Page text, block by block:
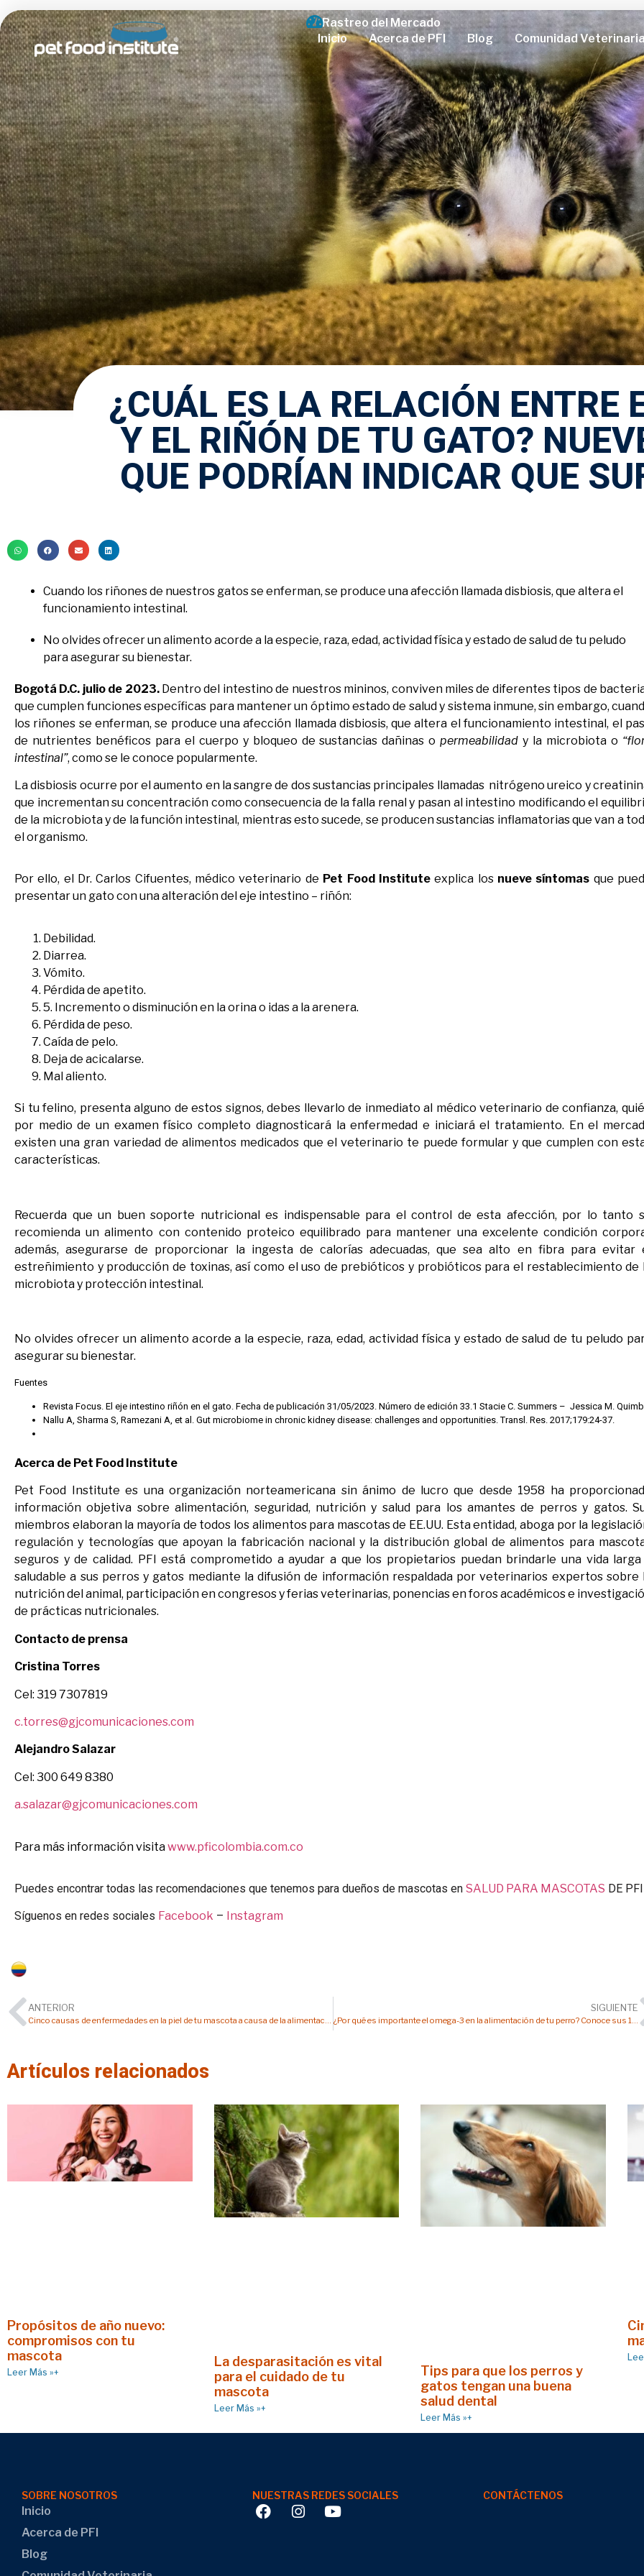
Rastreo del Mercado
Inicio
Acerca de PFI Blog Comunidad Veterinaria
¿CUÁL ES LA RELACIÓN ENTRE
Y EL RIÑÓN DE TU GATO?
QUE PODRÍAN INDICAR QUE
Cuando los riñones de nuestros gatos se enferman, se produce una afección llamada disbiosis, que altera el
funcionamiento intestinal.
No olvides ofrecer un alimento acorde a la especie, raza, edad, actividad física y estado de salud de tu peludo
para asegurar su bienestar.
Bogotá D.C. julio de 2023. Dentro del intestino de nuestros mininos, conviven miles de diferentes tipos de
que cumplen funciones específicas para mantener un óptimo estado de salud y sistema inmune, sin embargo,
los riñones se enferman, se produce una afección llamada disbiosis, que altera el funcionamiento intestinal, el
de nutrientes benéficos para el cuerpo y bloqueo de sustancias dañinas o permeabilidad y la microbiota o
intestinal”, como se le conoce popularmente.
La disbiosis ocurre por el aumento en la sangre de dos sustancias principales llamadas nitrógeno ureico y
que incrementan su concentración como consecuencia de la falla renal y pasan al intestino modificando el
de la microbiota y de la función intestinal, mientras esto sucede, se producen sustancias inflamatorias que van a
el organismo.
Por ello, el Dr. Carlos Cifuentes, médico veterinario de Pet Food Instituteexplica los nueve síntomas que
presentar un gato con una alteración del eje intestino – riñón:
Debilidad.
Diarrea.
Vómito.
Pérdida de apetito.
5. Incremento o disminución en la orina o idas a la arenera.
Pérdida de peso.
Caída de pelo.
Deja de acicalarse.
Mal aliento.
Si tu felino, presenta alguno de estos signos, debes llevarlo de inmediato al médico veterinario de confianza,
por medio de un examen físico completo diagnosticará la enfermedad e iniciará el tratamiento. En el
existen una gran variedad de alimentos medicados que el veterinario te puede formular y que cumplen con
características.
Recuerda que un buen soporte nutricional es indispensable para el control de esta afección, por lo tanto
recomienda un alimento con contenido proteico equilibrado para mantener una excelente condición
además, asegurarse de proporcionar la ingesta de calorías adecuadas, que sea alto en fibra para evitar
estreñimiento y producción de toxinas, así como el uso de prebióticos y probióticos para el restablecimiento de
microbiota y protección intestinal.
No olvides ofrecer un alimento acorde a la especie, raza, edad, actividad física y estado de salud de tu peludo
asegurar su bienestar.
Fuentes
Revista Focus. El eje intestino riñón en el gato. Fecha de publicación 31/05/2023. Número de edición 33.1 Stacie C. Summers – Jessica M.
Nallu A, Sharma S, Ramezani A, et al. Gut microbiome in chronic kidney disease: challenges and opportunities. Transl. Res. 2017;179:24-37.
Acerca de Pet Food Institute
Pet Food Institute es una organización norteamericana sin ánimo de lucro que desde 1958 ha
información objetiva sobre alimentación, seguridad, nutrición y salud para los amantes de perros y gatos.
miembros elaboran la mayoría de todos los alimentos para mascotas de EE.UU. Esta entidad, aboga por la
regulación y tecnologías que apoyan la fabricación nacional y la distribución global de alimentos para
seguros y de calidad. PFI está comprometido a ayudar a que los propietarios puedan brindarle una vida
saludable a sus perros y gatos mediante la difusión de información respaldada por veterinarios expertos sobre
nutrición del animal, participación en congresos y ferias veterinarias, ponencias en foros académicos e
de prácticas nutricionales.
Contacto de prensa
Cristina Torres
Cel: 319 7307819
c.torres@gjcomunicaciones.com
Alejandro Salazar
Cel: 300 649 8380
a.salazar@gjcomunicaciones.com
Para más información visitawww.pficolombia.com.co
Puedes encontrar todas las recomendaciones que tenemos para dueños de mascotas en SALUD PARA MASCOTAS DE PFI
Síguenos en redes sociales Facebook – Instagram
ANTERIOR SIGUIENTE
Artículos relacionados
Propósitos de año nuevo:
compromisos con tu
mascota
Leer Más »+
La desparasitación es vital
para el cuidado de tu
mascota
Leer Más »+
Tips para que los perros y
gatos tengan una buena
salud dental
Leer Más »+
SOBRE NOSOTROS
Inicio
Acerca de PFI
Blog
NUESTRAS REDES SOCIALES CONTÁCTENOS